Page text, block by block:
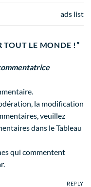
ads list
TOUT LE MONDE !”
la modification
veuillez
dans le Tableau
qui commentent
.
REPLY